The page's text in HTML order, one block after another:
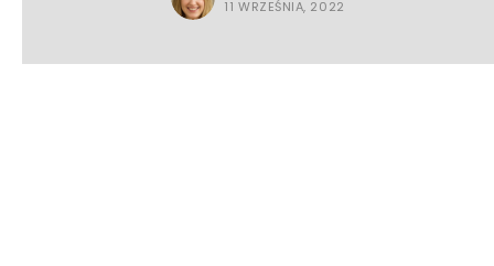
11 WRZEŚNIA, 2022